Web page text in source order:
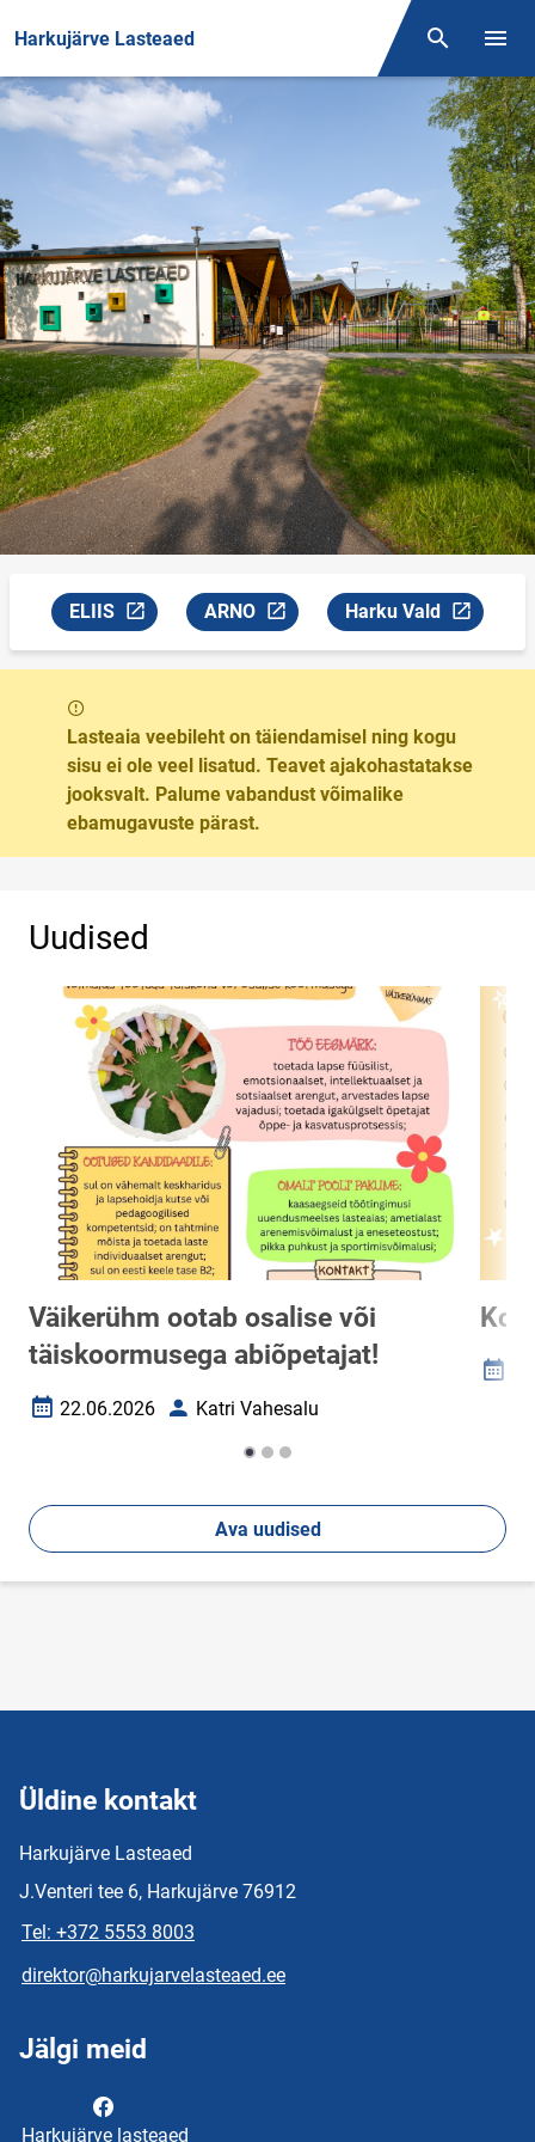
Harkujärve Lasteaed Otsing
Front page
ELIIS
Link avaneb uuel leheküljel
ARNO
Link avaneb uuel leheküljel
Harku Vald
Link avaneb uuel
Lasteaia veebileht on täiendamisel ning kogu
sisu ei ole veel lisatud. Teavet ajakohastatakse
jooksvalt. Palume vabandust võimalike
ebamugavuste pärast.
Uudised
Väikerühm ootab osalise või
täiskoormusega abiõpetajat!
Loomise kuupäev
22.06.2026 AutorKatri Vahesalu
Ava uudised
Üldine kontakt
Harkujärve Lasteaed
J.Venteri tee 6, Harkujärve 76912
Tel: +372 5553 8003
direktor@harkujarvelasteaed.ee
Jälgi meid
Harkujärve lasteaed